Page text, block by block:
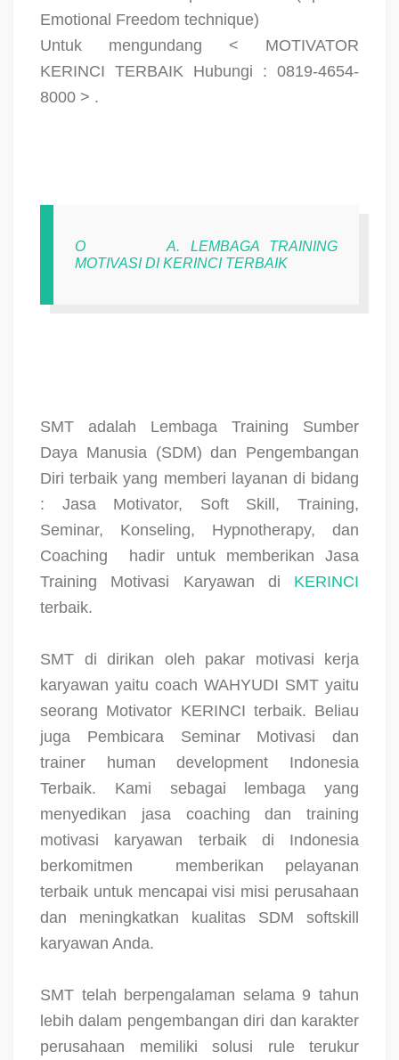
Emotional Freedom technique)
Untuk mengundang < MOTIVATOR
KERINCI TERBAIK Hubungi : 0819-4654-
8000 > .
O
A. LEMBAGA TRAINING
MOTIVASI DI KERINCI TERBAIK
SMT adalah Lembaga Training Sumber
Daya Manusia (SDM) dan Pengembangan
Diri terbaik yang memberi layanan di bidang
: Jasa Motivator, Soft Skill, Training,
Seminar, Konseling, Hypnotherapy, dan
Coaching
hadir untuk memberikan Jasa
Training Motivasi Karyawan di KERINCI
terbaik.
SMT di dirikan oleh pakar motivasi kerja
karyawan yaitu coach WAHYUDI SMT yaitu
seorang Motivator KERINCI terbaik. Beliau
juga Pembicara Seminar Motivasi dan
trainer human development Indonesia
Terbaik. Kami sebagai lembaga yang
menyedikan jasa coaching dan training
motivasi karyawan terbaik di Indonesia
berkomitmen
memberikan pelayanan
terbaik untuk mencapai visi misi perusahaan
dan meningkatkan kualitas SDM softskill
karyawan Anda.
SMT telah berpengalaman selama 9 tahun
lebih dalam pengembangan diri dan karakter
perusahaan memiliki solusi rule terukur